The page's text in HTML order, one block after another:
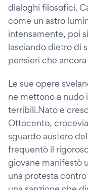
dialoghi filosofici.
come un astro
intensamente, poi
lasciando dietro di
pensieri che
Le sue opere
ne mettono a nudo
terribili.Nato e
Ottocento,
sguardo austero
frequentò il
giovane manifestò
una protesta